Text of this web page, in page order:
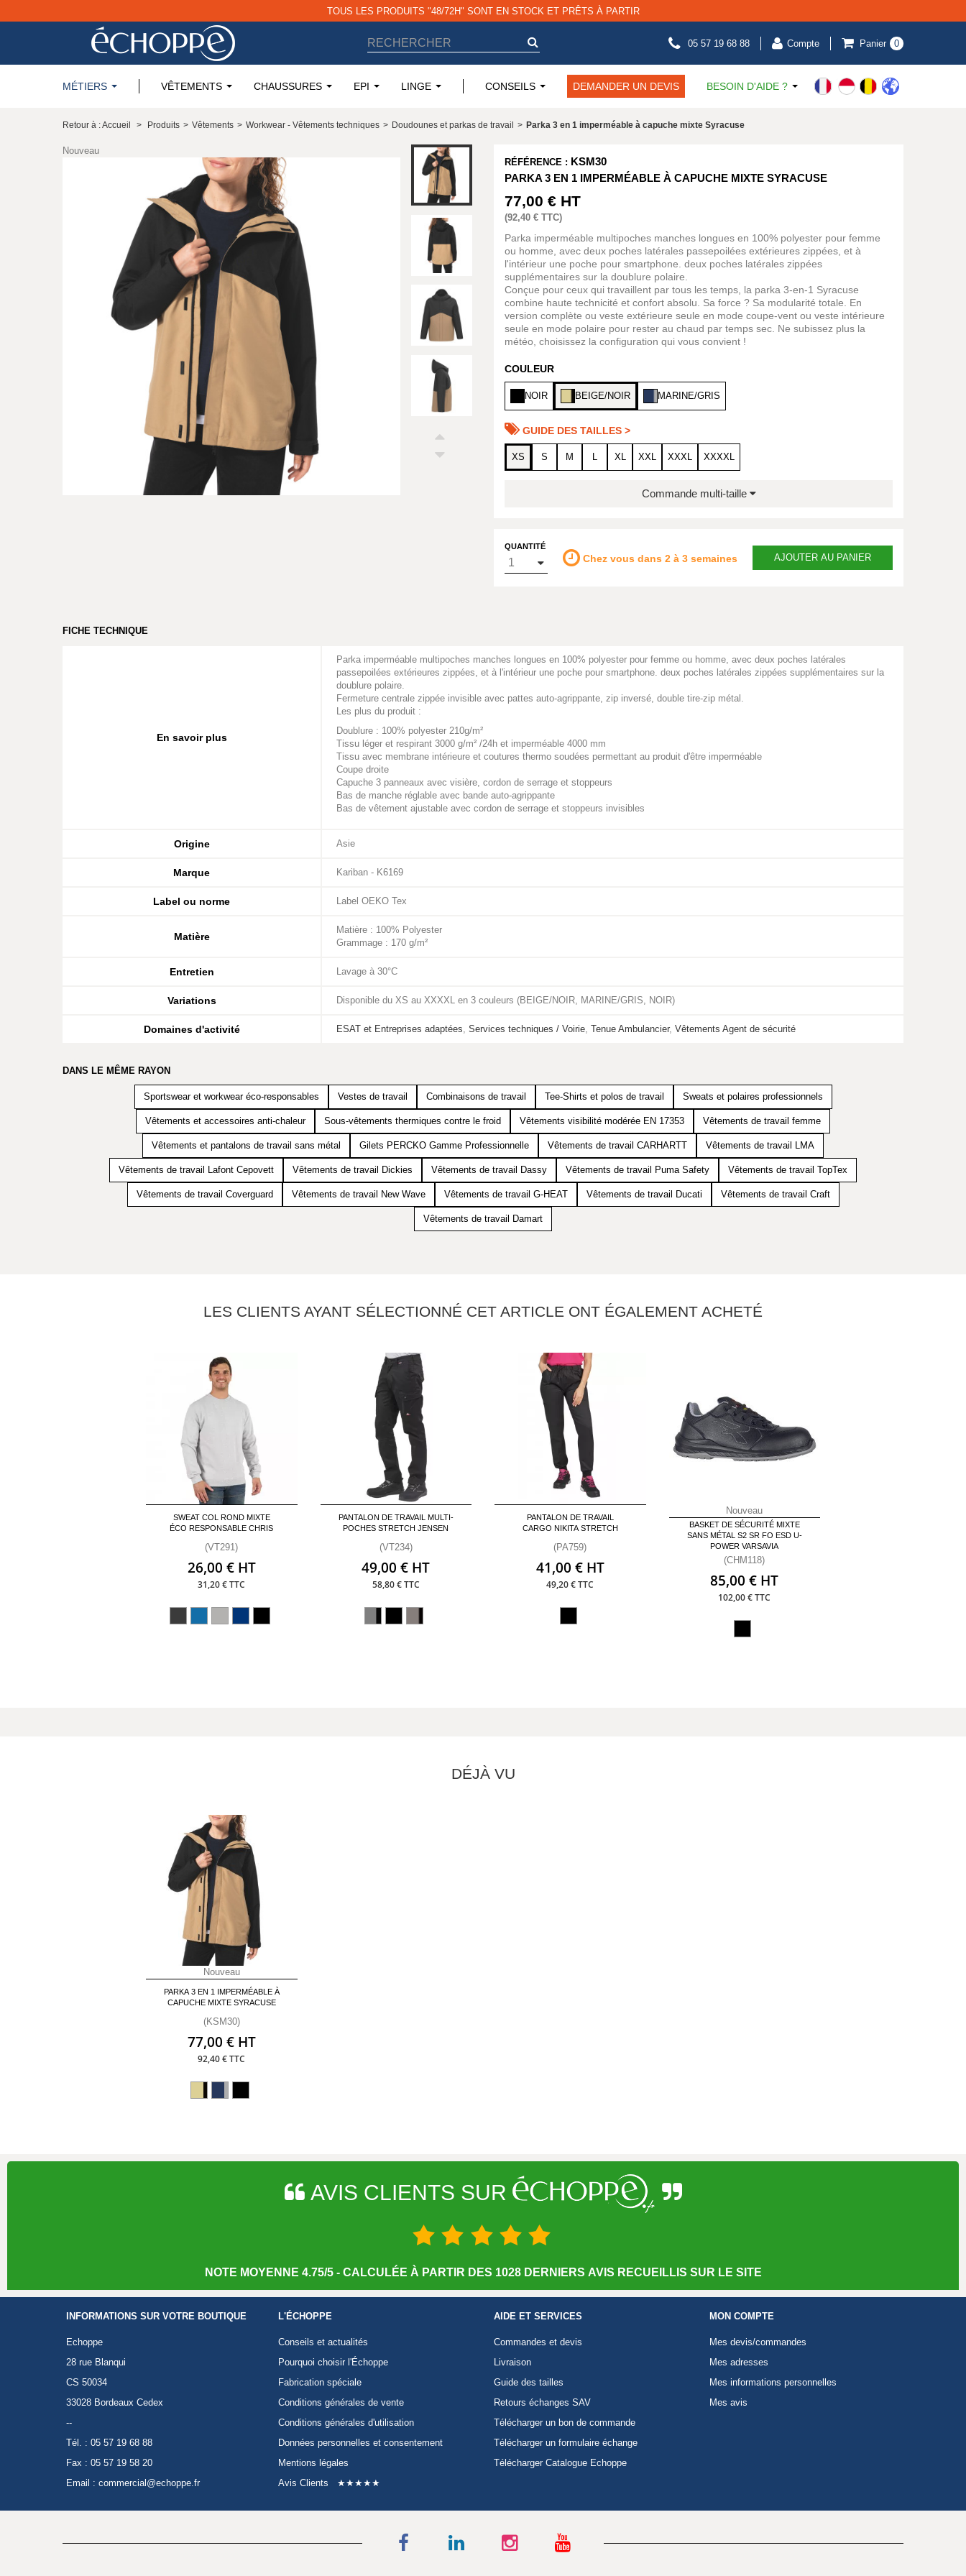
TOUS LES PRODUITS "48/72H" SONT EN STOCK ET PRÊTS À PARTIR
05 57 19 68 88 Compte Panier 0
MÉTIERS VÊTEMENTS CHAUSSURES EPI LINGE CONSEILS DEMANDER UN DEVIS BESOIN D'AIDE ?
Retour à : Accueil > Produits > Vêtements > Workwear - Vêtements techniques > Doudounes et parkas de travail > Parka 3 en 1 imperméable à capuche mixte Syracuse
Nouveau
RÉFÉRENCE : KSM30
PARKA 3 EN 1 IMPERMÉABLE À CAPUCHE MIXTE SYRACUSE
77,00 € HT
(92,40 € TTC)
Parka imperméable multipoches manches longues en 100% polyester pour femme
ou homme, avec deux poches latérales passepoilées extérieures zippées, et à
l'intérieur une poche pour smartphone. deux poches latérales zippées
supplémentaires sur la doublure polaire.
Conçue pour ceux qui travaillent par tous les temps, la parka 3-en-1 Syracuse
combine haute technicité et confort absolu. Sa force ? Sa modularité totale. En
version complète ou veste extérieure seule en mode coupe-vent ou veste intérieure
seule en mode polaire pour rester au chaud par temps sec. Ne subissez plus la
météo, choisissez la configuration qui vous convient !
COULEUR
NOIR BEIGE/NOIR MARINE/GRIS
GUIDE DES TAILLES >
XS S M L XL XXL XXXL XXXXL
Commande multi-taille
QUANTITÉ
Chez vous dans 2 à 3 semaines AJOUTER AU PANIER
FICHE TECHNIQUE
En savoir plus
Parka imperméable multipoches manches longues en 100% polyester pour femme ou homme, avec deux poches latérales
passepoilées extérieures zippées, et à l'intérieur une poche pour smartphone. deux poches latérales zippées supplémentaires sur la
doublure polaire.
Fermeture centrale zippée invisible avec pattes auto-agrippante, zip inversé, double tire-zip métal.
Les plus du produit :
Doublure : 100% polyester 210g/m²
Tissu léger et respirant 3000 g/m² /24h et imperméable 4000 mm
Tissu avec membrane intérieure et coutures thermo soudées permettant au produit d'être imperméable
Coupe droite
Capuche 3 panneaux avec visière, cordon de serrage et stoppeurs
Bas de manche réglable avec bande auto-agrippante
Bas de vêtement ajustable avec cordon de serrage et stoppeurs invisibles
Origine Asie
Marque Kariban - K6169
Label ou norme Label OEKO Tex
Matière
Matière : 100% Polyester
Grammage : 170 g/m²
Entretien Lavage à 30°C
Variations Disponible du XS au XXXXL en 3 couleurs (BEIGE/NOIR, MARINE/GRIS, NOIR)
Domaines d'activité ESAT et Entreprises adaptées, Services techniques / Voirie, Tenue Ambulancier, Vêtements Agent de sécurité
DANS LE MÊME RAYON
Sportswear et workwear éco-responsables Vestes de travail Combinaisons de travail Tee-Shirts et polos de travail Sweats et polaires professionnels
Vêtements et accessoires anti-chaleur Sous-vêtements thermiques contre le froid Vêtements visibilité modérée EN 17353 Vêtements de travail femme
Vêtements et pantalons de travail sans métal Gilets PERCKO Gamme Professionnelle Vêtements de travail CARHARTT Vêtements de travail LMA
Vêtements de travail Lafont Cepovett Vêtements de travail Dickies Vêtements de travail Dassy Vêtements de travail Puma Safety Vêtements de travail TopTex
Vêtements de travail Coverguard Vêtements de travail New Wave Vêtements de travail G-HEAT Vêtements de travail Ducati Vêtements de travail Craft
Vêtements de travail Damart
LES CLIENTS AYANT SÉLECTIONNÉ CET ARTICLE ONT ÉGALEMENT ACHETÉ
SWEAT COL ROND MIXTE
ÉCO RESPONSABLE CHRIS
(VT291)
26,00 € HT
31,20 € TTC
PANTALON DE TRAVAIL MULTI-
POCHES STRETCH JENSEN
(VT234)
49,00 € HT
58,80 € TTC
PANTALON DE TRAVAIL
CARGO NIKITA STRETCH
(PA759)
41,00 € HT
49,20 € TTC
Nouveau
BASKET DE SÉCURITÉ MIXTE
SANS MÉTAL S2 SR FO ESD U-
POWER VARSAVIA
(CHM118)
85,00 € HT
102,00 € TTC
DÉJÀ VU
Nouveau
PARKA 3 EN 1 IMPERMÉABLE À
CAPUCHE MIXTE SYRACUSE
(KSM30)
77,00 € HT
92,40 € TTC
AVIS CLIENTS SUR
NOTE MOYENNE 4.75/5 - CALCULÉE À PARTIR DES 1028 DERNIERS AVIS RECUEILLIS SUR LE SITE
INFORMATIONS SUR VOTRE BOUTIQUE
Echoppe
28 rue Blanqui
CS 50034
33028 Bordeaux Cedex
--
Tél. : 05 57 19 68 88
Fax : 05 57 19 58 20
Email : commercial@echoppe.fr
L'ÉCHOPPE
Conseils et actualités
Pourquoi choisir l'Échoppe
Fabrication spéciale
Conditions générales de vente
Conditions générales d'utilisation
Données personnelles et consentement
Mentions légales
Avis Clients
★★★★★
AIDE ET SERVICES
Commandes et devis
Livraison
Guide des tailles
Retours échanges SAV
Télécharger un bon de commande
Télécharger un formulaire échange
Télécharger Catalogue Echoppe
MON COMPTE
Mes devis/commandes
Mes adresses
Mes informations personnelles
Mes avis